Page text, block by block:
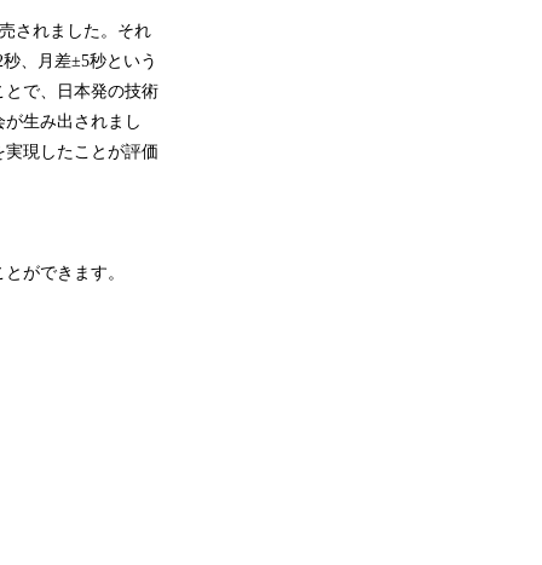
されました。それ
、月差±5秒という
で、日本発の技術
生み出されまし
現したことが評価
ができます。